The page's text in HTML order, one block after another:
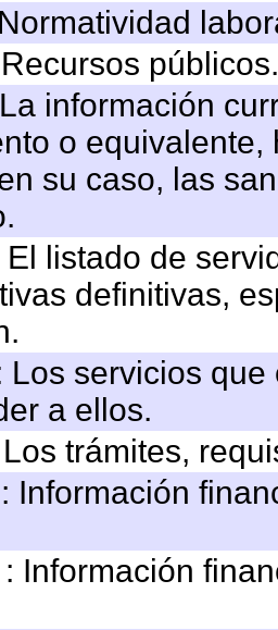
públicos.
información
o
su caso, las
El listado de
definitivas,
Los servicios
a ellos.
trámites,
Información
Información